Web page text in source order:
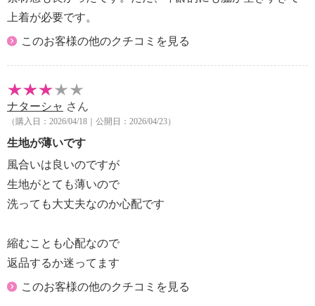
・個体差あり
【原産国（地）】
上着が必要です。
このお客様の他のクチコミを見る
ナターシャ さん
（購入日：2026/04/18｜公開日：2026/04/23）
生地が薄いです
風合いは良いのですが
生地がとても薄いので
洗っても大丈夫なのか心配です
縮むことも心配なので
返品するか迷ってます
このお客様の他のクチコミを見る